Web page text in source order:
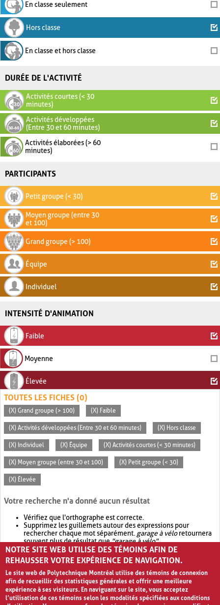
En classe seulement
Hors classe
En classe et hors classe
DURÉE DE L'ACTIVITÉ
Activités courtes (< 30
minutes)
Activités développées
(Entre 30 et 60 minutes)
Activités élaborées (> 60
minutes)
PARTICIPANTS
Petit groupe (< 30)
Moyen groupe (entre 30
et 100)
Grand groupe (> 100)
Équipe
Individuel
INTENSITÉ D'ANIMATION
Faible
Moyenne
Élevée
TOUTES LES FICHES (0)
(X) Grand groupe (> 100) (X) Faible
(X) Activités développées (Entre 30 et 60 minutes) (X) Hors classe
(X) Individuel (X) Équipe (X) Activités courtes (< 30 minutes)
(X) Moyen groupe (entre 30 et 100) (X) Petit groupe (< 30)
(X) Élevée
Votre recherche n'a donné aucun résultat
Vérifiez que l'orthographe est correcte.
Supprimez les guillemets autour des expressions pour
rechercher chaque mot séparément. garage à véloretournera
souvent plus de résultat que"garage à vélo".
Envisagez d'élargir votre recherche avec OR.garage OR vélo
retournera souvent plus de résultat quegarage à vélo
NOTRE SITE WEB UTILISE DES TÉMOINS AFIN DE
REHAUSSER VOTRE EXPÉRIENCE DE NAVIGATION.
Le site web de Polytechnique Montréal utilise des témoins de connexion
afin de recueillir des statistiques générales et offrir une meilleure
expérience à ses visiteurs. En naviguant sur le site, vous acceptez
l’utilisation de ces témoins selon les modalités spécifiées aux conditions